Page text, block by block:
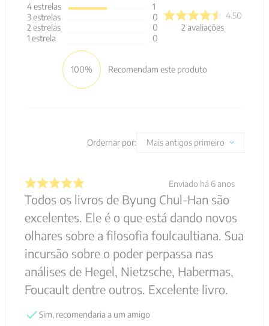
4estrelas
3estrelas
2estrelas
1estrela
1
0
0
0
4.50
2 avaliações
100% Recomendam este produto
Ordernar por: Mais antigos primeiro
Enviado há 6 anos
Todos os livros de Byung Chul-Han são
excelentes. Ele é o que está dando novos
olhares sobre a filosofia foulcaultiana. Sua
incursão sobre o poder perpassa nas
análises de Hegel, Nietzsche, Habermas,
Foucault dentre outros. Excelente livro.
Sim, recomendaria a um amigo